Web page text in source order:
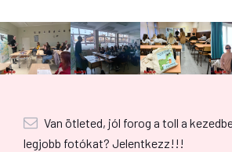
Van ötleted, jól forog a toll a
legjobb fotókat? Jelentkezz!!!